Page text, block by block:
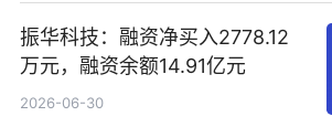
振华科技：融资净买入2778.12
万元，融资余额14.91亿元
2026-06-30